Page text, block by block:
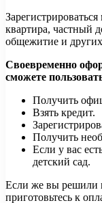
квартира, частный
общежитие и
Своевременно
сможете
Получить
Взять кредит.
Получить
Если у вас
детский сад.
Если же вы решили
приготовьтесь к